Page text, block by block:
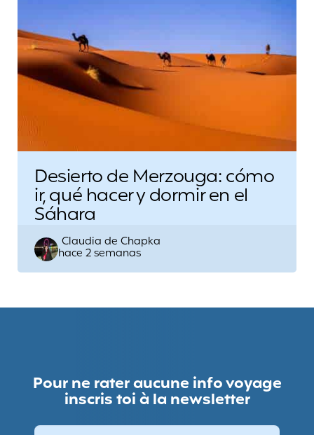
Desierto de Merzouga: cómo
ir, qué hacer y dormir en el
Sáhara
Escrito
por
Claudia de Chapka
hace 2 semanas
Pour ne rater aucune info voyage
inscris toi à la newsletter